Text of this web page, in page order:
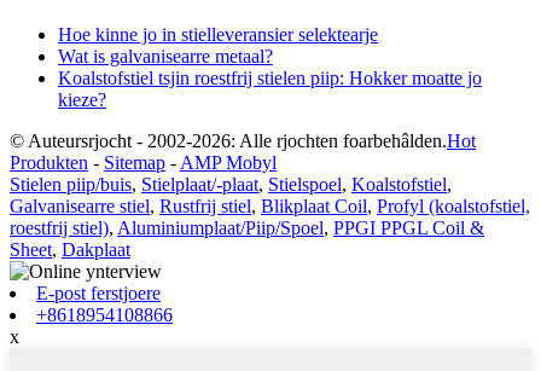
Hoe kinne jo in stielleveransier selektearje
Wat is galvanisearre metaal?
Koalstofstiel tsjin roestfrij stielen piip: Hokker moatte jo
kieze?
© Auteursrjocht - 2002-2026: Alle rjochten foarbehâlden.Hot
Produkten - Sitemap - AMP Mobyl
Stielen piip/buis, Stielplaat/-plaat, Stielspoel, Koalstofstiel,
Galvanisearre stiel, Rustfrij stiel, Blikplaat Coil, Profyl (koalstofstiel,
roestfrij stiel), Aluminiumplaat/Piip/Spoel, PPGI PPGL Coil &
Sheet, Dakplaat
E-post ferstjoere
+8618954108866
x